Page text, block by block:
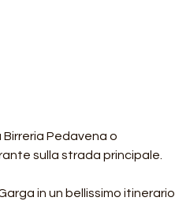
Pedavena o
sulla strada principale.
in un bellissimo itinerario